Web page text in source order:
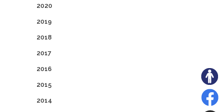
2020
2019
2018
2017
2016
2015
2014